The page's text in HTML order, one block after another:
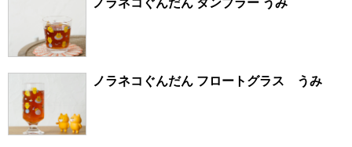
ノラネコぐんだん フロートグラス うみ